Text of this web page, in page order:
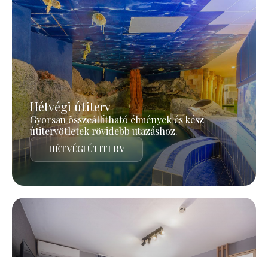
Hétvégi útiterv
Gyorsan összeállítható élmények és kész
útitervötletek rövidebb utazáshoz.
HÉTVÉGI ÚTITERV